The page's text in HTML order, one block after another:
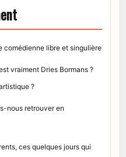
comédienne libre et singulière
vraiment Dries Bormans ?
?
nous retrouver en
ces quelques jours qui